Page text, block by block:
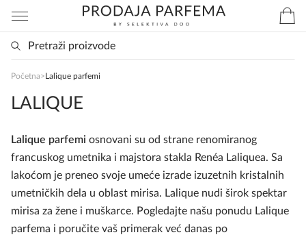
Početna> Lalique parfemi
LALIQUE
Lalique parfemi osnovani su od strane renomiranog
francuskog umetnika i majstora stakla Renéa Laliquea. Sa
lakoćom je preneo svoje umeće izrade izuzetnih kristalnih
umetničkih dela u oblast mirisa. Lalique nudi širok spektar
mirisa za žene i muškarce. Pogledajte našu ponudu Lalique
parfema i poručite vaš primerak već danas po
SlađanAi Asistent
Zdravo, tu sam da Vam pomognem da
poručite svoj omiljeni parfem danas ali i za
sva ostala pitanja?